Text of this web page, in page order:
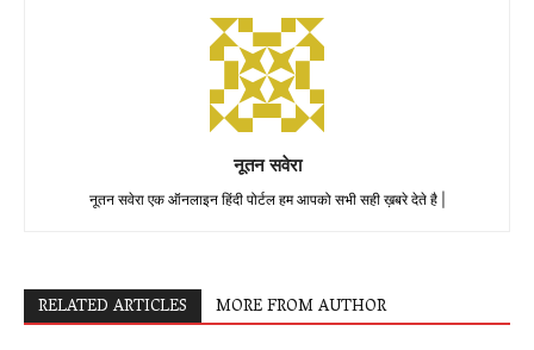
नूतन सवेरा
नूतन सवेरा एक ऑनलाइन हिंदी पोर्टल हम आपको सभी सही ख़बरे देते है |
RELATED ARTICLES MORE FROM AUTHOR